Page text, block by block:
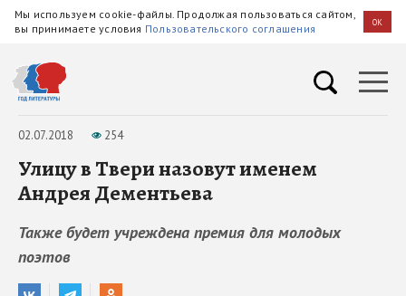
Мы используем cookie-файлы. Продолжая пользоваться сайтом,
вы принимаете условия Пользовательского соглашения OK
02.07.2018 254
Улицу в Твери назовут именем
Андрея Дементьева
Также будет учреждена премия для молодых
поэтов